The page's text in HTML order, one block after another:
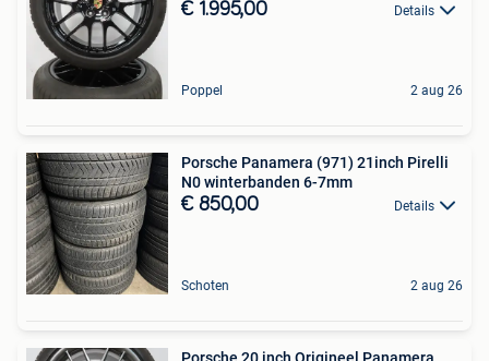
€ 1.995,00 Details
Poppel 2 aug 26
Porsche Panamera (971) 21inch Pirelli
N0 winterbanden 6-7mm
€ 850,00 Details
Schoten 2 aug 26
Porsche 20 inch Origineel Panamera